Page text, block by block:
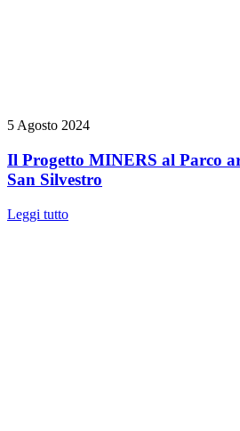
5 Agosto 2024
Il Progetto MINERS al Parco
San Silvestro
Leggi tutto